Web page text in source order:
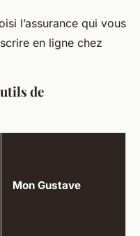
l’assurance qui vous
en ligne chez
de
Mon Gustave